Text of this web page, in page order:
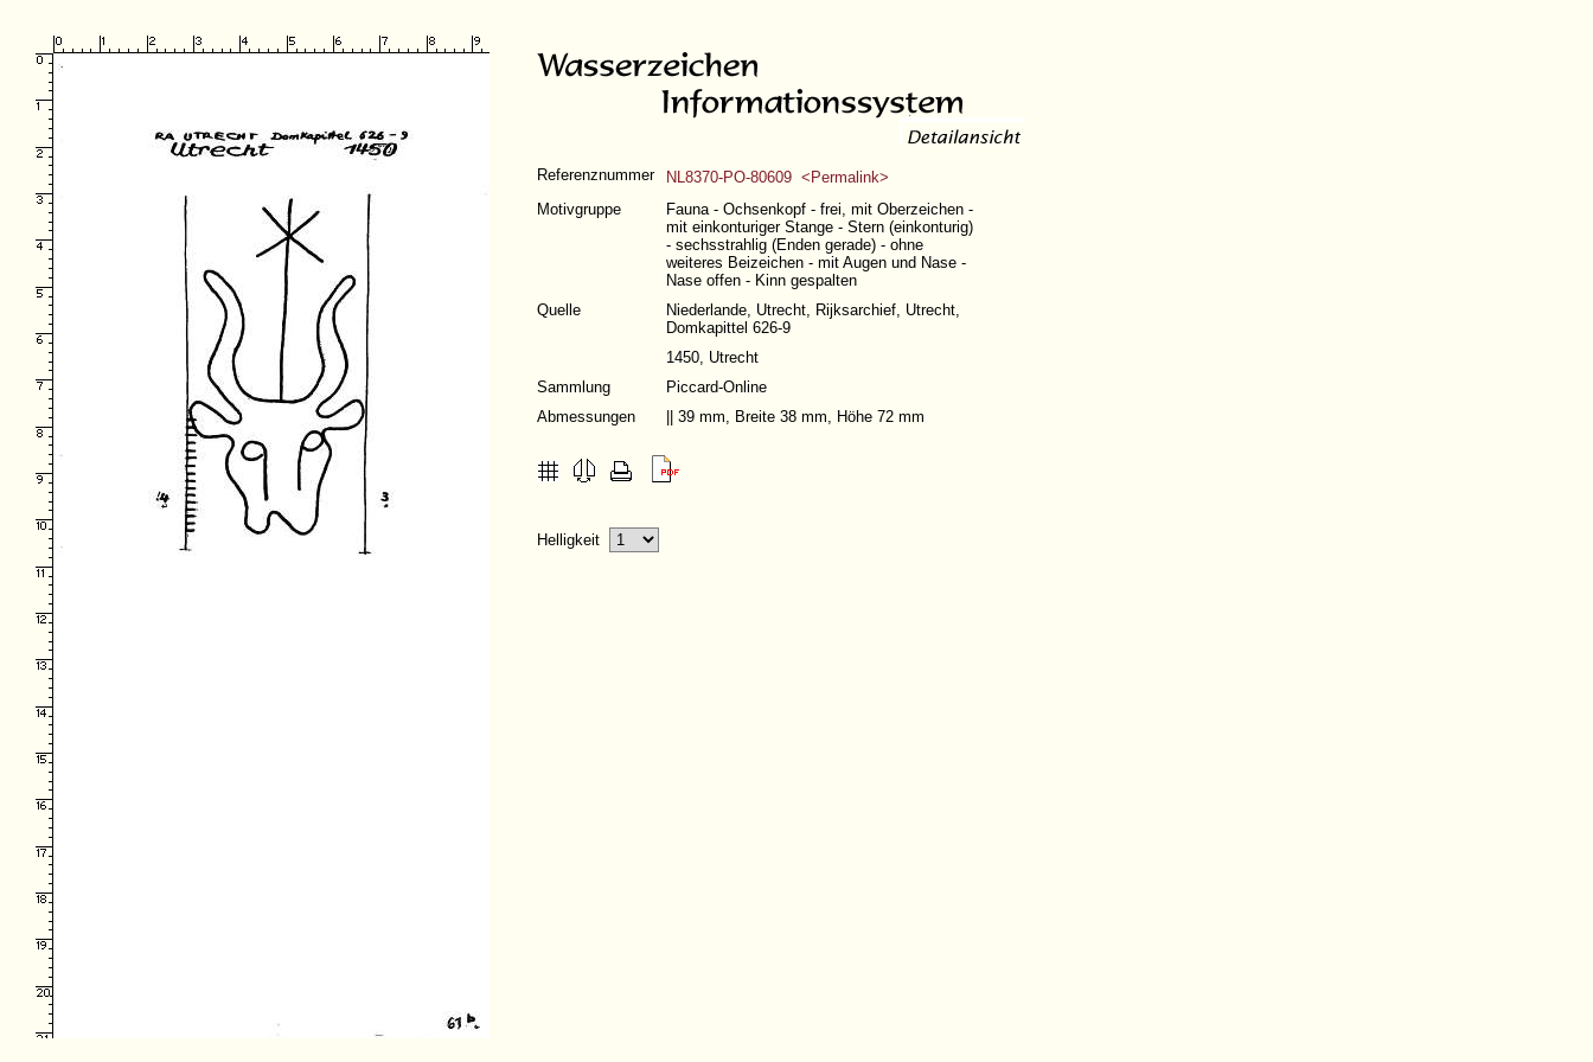
Referenznummer
NL8370-PO-80609 <Permalink>
Motivgruppe
Fauna - Ochsenkopf - frei, mit Oberzeichen -
mit einkonturiger Stange - Stern (einkonturig)
- sechsstrahlig (Enden gerade) - ohne
weiteres Beizeichen - mit Augen und Nase -
Nase offen - Kinn gespalten
Quelle
Niederlande, Utrecht, Rijksarchief, Utrecht,
Domkapittel 626-9
1450, Utrecht
Sammlung
Piccard-Online
Abmessungen
|| 39 mm, Breite 38 mm, Höhe 72 mm
Helligkeit